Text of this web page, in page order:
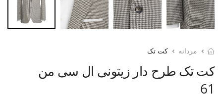
مردانه کت تک
کت تک طرح دار زیتونی ال سی من
61